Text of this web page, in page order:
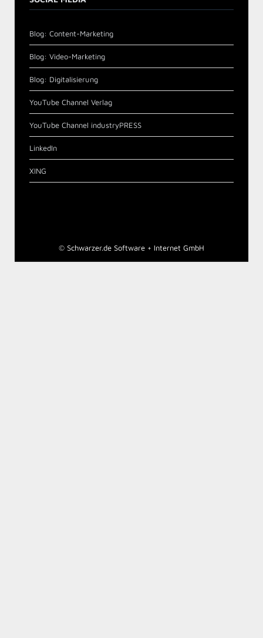
Blog: Content-Marketing
Blog: Video-Marketing
Blog: Digitalisierung
YouTube Channel Verlag
YouTube Channel industryPRESS
LinkedIn
XING
© Schwarzer.de Software + Internet GmbH